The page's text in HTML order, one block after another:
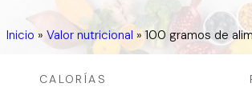
Inicio » Valor nutricional » 100 gramos de
CALORÍAS